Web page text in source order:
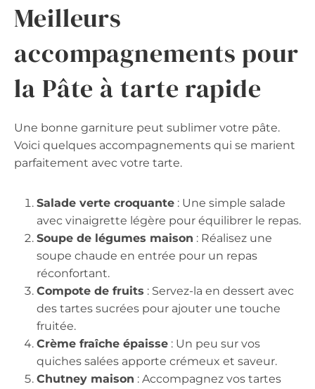
Meilleurs
accompagnements pour
la Pâte à tarte rapide
Une bonne garniture peut sublimer votre pâte.
Voici quelques accompagnements qui se marient
parfaitement avec votre tarte.
Salade verte croquante : Une simple salade
avec vinaigrette légère pour équilibrer le repas.
Soupe de légumes maison : Réalisez une
soupe chaude en entrée pour un repas
réconfortant.
Compote de fruits : Servez-la en dessert avec
des tartes sucrées pour ajouter une touche
fruitée.
Crème fraîche épaisse : Un peu sur vos
quiches salées apporte crémeux et saveur.
Chutney maison : Accompagnez vos tartes